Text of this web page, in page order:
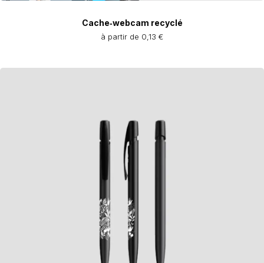
Cache‑webcam recyclé
à partir de 0,13 €